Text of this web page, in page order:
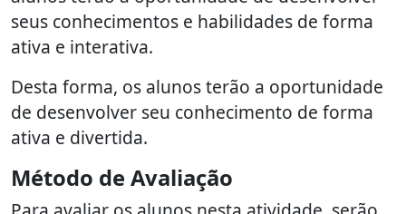
seus conhecimentos e habilidades de forma
ativa e interativa.
Desta forma, os alunos terão a oportunidade
de desenvolver seu conhecimento de forma
ativa e divertida.
Método de Avaliação